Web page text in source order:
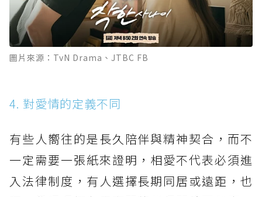
圖片來源：TvN Drama、JTBC FB
4. 對愛情的定義不同
有些人嚮往的是長久陪伴與精神契合，而不
一定需要一張紙來證明，相愛不代表必須進
入法律制度，有人選擇長期同居或遠距，也